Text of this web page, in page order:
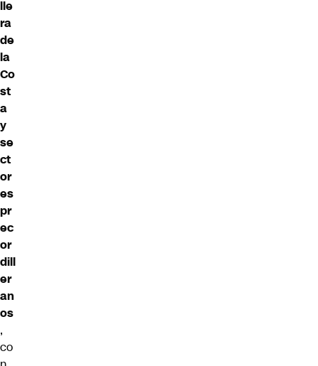
lle
ra
de
la
Co
st
a
y
se
ct
or
es
pr
ec
or
dill
er
an
os
,
co